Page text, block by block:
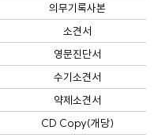
의무기록사본
소견서
영문진단서
수기소견서
약제소견서
CD Copy(개당)